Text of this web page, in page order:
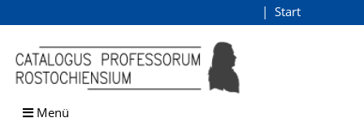
Browsen
direkt zum Inhalt
Start
Menü